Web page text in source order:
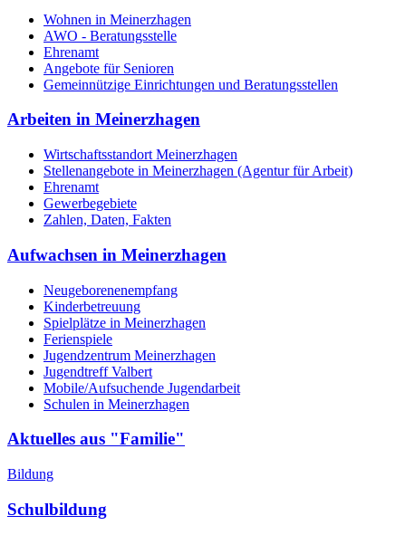
Wohnen in Meinerzhagen
AWO - Beratungsstelle
Ehrenamt
Angebote für Senioren
Gemeinnützige Einrichtungen und Beratungsstellen
Arbeiten in Meinerzhagen
Wirtschaftsstandort Meinerzhagen
Stellenangebote in Meinerzhagen (Agentur für Arbeit)
Ehrenamt
Gewerbegebiete
Zahlen, Daten, Fakten
Aufwachsen in Meinerzhagen
Neugeborenenempfang
Kinderbetreuung
Spielplätze in Meinerzhagen
Ferienspiele
Jugendzentrum Meinerzhagen
Jugendtreff Valbert
Mobile/Aufsuchende Jugendarbeit
Schulen in Meinerzhagen
Aktuelles aus "Familie"
Bildung
Schulbildung